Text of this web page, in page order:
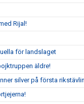
Rijal!
för landslaget
äldre!
silver på första